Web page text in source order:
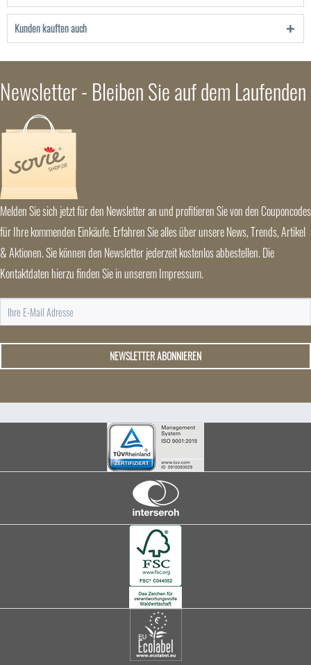
Kunden kauften auch
Newsletter - Bleiben Sie auf dem Laufenden
Melden Sie sich jetzt für den Newsletter an und profitieren Sie von den Couponcodes
für Ihre kommenden Einkäufe. Erfahren Sie alles über unsere News, Trends, Artikel
& Aktionen. Sie können den Newsletter jederzeit kostenlos abbestellen. Die
Kontaktdaten hierzu finden Sie in unserem Impressum.
NEWSLETTER ABONNIEREN